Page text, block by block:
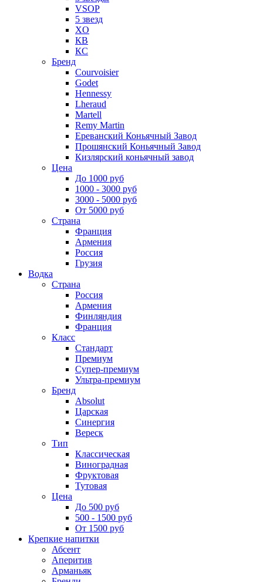
VSOP
5 звезд
XO
КВ
КС
Бренд
Courvoisier
Godet
Hennessy
Lheraud
Martell
Remy Martin
Ереванский Коньячный Завод
Прошянский Коньячный Завод
Кизлярский коньячный завод
Цена
До 1000 руб
1000 - 3000 руб
3000 - 5000 руб
От 5000 руб
Страна
Франция
Армения
Россия
Грузия
Водка
Страна
Россия
Армения
Финляндия
Франция
Класс
Стандарт
Премиум
Супер-премиум
Ультра-премиум
Бренд
Absolut
Царская
Синергия
Вереск
Тип
Классическая
Виноградная
Фруктовая
Тутовая
Цена
До 500 руб
500 - 1500 руб
От 1500 руб
Крепкие напитки
Абсент
Аперитив
Арманьяк